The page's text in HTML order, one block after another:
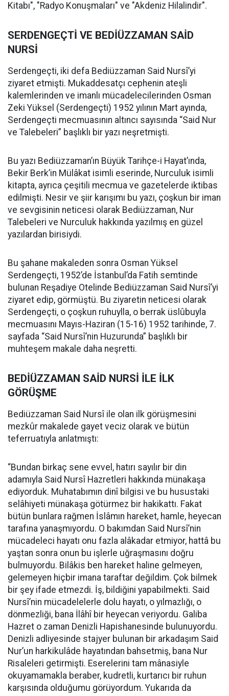
Kitabı", "Radyo Konuşmaları" ve "Akdeniz Hilalindir".
SERDENGEÇTİ VE BEDİÜZZAMAN SAİD
NURSİ
Serdengeçti, iki defa Bediüzzaman Said Nursî’yi
ziyaret etmişti. Mukaddesatçı cephenin ateşli
kalemlerinden ve imanlı mücadelecilerinden Osman
Zeki Yüksel (Serdengeçti) 1952 yılının Mart ayında,
Serdengeçti mecmuasının altıncı sayısında “Said Nur
ve Talebeleri” başlıklı bir yazı neşretmişti.
Bu yazı Bediüzzaman’ın Büyük Tarihçe-i Hayat’ında,
Bekir Berk’in Mülâkat isimli eserinde, Nurculuk isimli
kitapta, ayrıca çeşitili mecmua ve gazetelerde iktibas
edilmişti. Nesir ve şiir karışımı bu yazı, çoşkun bir iman
ve sevgisinin neticesi olarak Bediüzzaman, Nur
Talebeleri ve Nurculuk hakkında yazılmış en güzel
yazılardan birisiydi.
Bu şahane makaleden sonra Osman Yüksel
Serdengeçti, 1952’de İstanbul’da Fatih semtinde
bulunan Reşadiye Otelinde Bediüzzaman Said Nursî’yi
ziyaret edip, görmüştü. Bu ziyaretin neticesi olarak
Serdengeçti, o çoşkun ruhuylla, o berrak üslûbuyla
mecmuasını Mayıs-Haziran (15-16) 1952 tarihinde, 7.
sayfada “Said Nursî’nin Huzurunda” başlıklı bir
muhteşem makale daha neşretti.
BEDİÜZZAMAN SAİD NURSİ İLE İLK
GÖRÜŞME
Bediüzzaman Said Nursî ile olan ilk görüşmesini
mezkûr makalede gayet veciz olarak ve bütün
teferruatıyla anlatmıştı:
“Bundan birkaç sene evvel, hatırı sayılır bir din
adamıyla Said Nursî Hazretleri hakkında münakaşa
ediyorduk. Muhatabımın dinî bilgisi ve bu husustaki
selâhiyeti münakaşa götürmez bir hakikattı. Fakat
bütün bunlara rağmen İslâmın hareket, hamle, heyecan
tarafına yanaşmıyordu. O bakımdan Said Nursî’nin
mücadeleci hayatı onu fazla alâkadar etmiyor, hattâ bu
yaştan sonra onun bu işlerle uğraşmasını doğru
bulmuyordu. Bilâkis ben hareket haline gelmeyen,
gelemeyen hiçbir imana taraftar değildim. Çok bilmek
bir şey ifade etmezdi. İş, bildiğini yapabilmekti. Said
Nursî’nin mücadelelerle dolu hayatı, o yılmazlığı, o
dönmezliği, bana İlâhî bir heyecan veriyordu. Galiba
Hazret o zaman Denizli Hapishanesinde bulunuyordu.
Denizli adliyesinde stajyer bulunan bir arkadaşım Said
Nur’un harkikulâde hayatından bahsetmiş, bana Nur
Risaleleri getirmişti. Eserelerini tam mânasiyle
okuyamamakla beraber, kudretli, kurtarıcı bir ruhun
karşısında olduğumu görüyordum. Yukarıda da